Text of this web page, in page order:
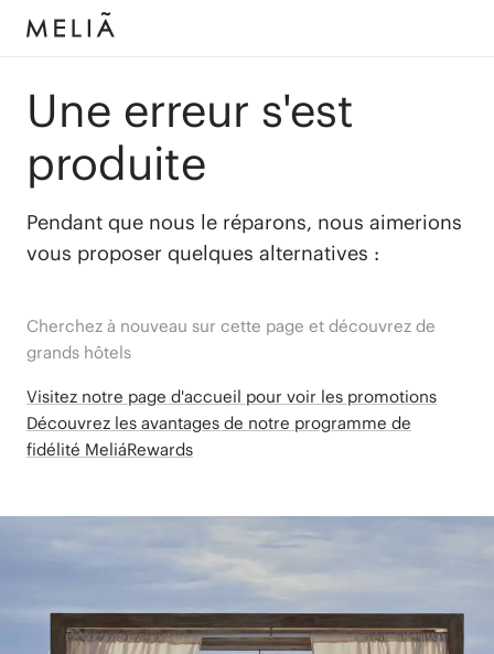
Une erreur s'est
produite
Pendant que nous le réparons, nous aimerions
vous proposer quelques alternatives :
Cherchez à nouveau sur cette page et découvrez de
grands hôtels
Visitez notre page d'accueil pour voir les promotions
Découvrez les avantages de notre programme de
fidélité MeliáRewards